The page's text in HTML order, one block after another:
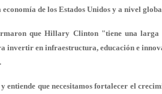
de los Estados Unidos y a nivel
que Hillary Clinton "tiene una
invertir en infraestructura, educación e
entiende que necesitamos fortalecer el